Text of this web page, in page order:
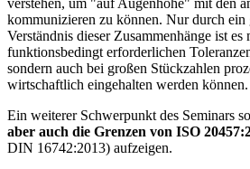
kommunizieren zu können. Nur durch ein
Verständnis dieser Zusammenhänge ist es
funktionsbedingt erforderlichen
sondern auch bei großen Stückzahlen
wirtschaftlich eingehalten werden können.
Ein weiterer Schwerpunkt des Seminars
aber auch die Grenzen von ISO
DIN 16742:2013) aufzeigen.